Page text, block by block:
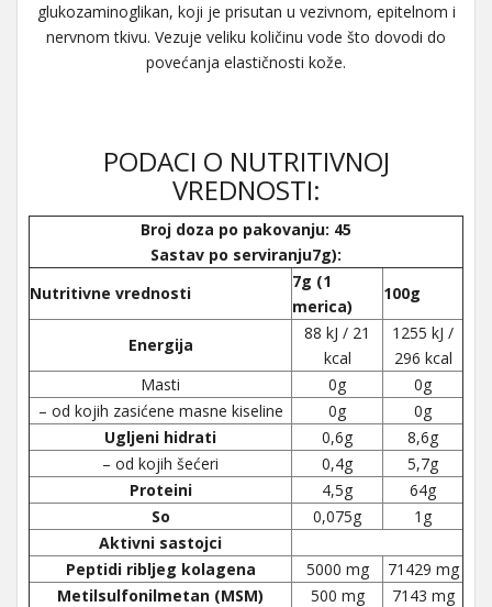
glukozaminoglikan, koji je prisutan u vezivnom, epitelnom i
nervnom tkivu. Vezuje veliku količinu vode što dovodi do
povećanja elastičnosti kože.
PODACI O NUTRITIVNOJ
VREDNOSTI:
Broj doza po pakovanju: 45
Sastav po serviranju7g):
Nutritivne vrednosti
7g (1
merica)
100g
Energija
88 kJ / 21
kcal
1255 kJ /
296 kcal
Masti
0g
0g
– od kojih zasićene masne kiseline
0g
0g
Ugljeni hidrati
0,6g
8,6g
– od kojih šećeri
0,4g
5,7g
Proteini
4,5g
64g
So
0,075g
1g
Aktivni sastojci
Peptidi ribljeg kolagena
5000 mg
71429 mg
Metilsulfonilmetan (MSM)
500 mg
7143 mg